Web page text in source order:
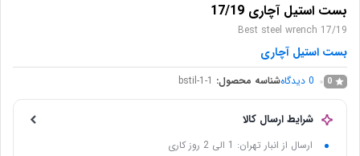
بست استیل آچاری 17/19
Best steel wrench 17/19
بست استیل آچاری
0
0 دیدگاهشناسه محصول: bstil-1-1
شرایط ارسال کالا
ارسال از انبار تهران: 1 الی 2 روز کاری